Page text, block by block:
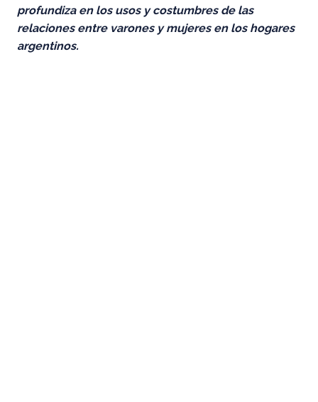
profundiza en los usos y costumbres de las
relaciones entre varones y mujeres en los hogares
argentinos.